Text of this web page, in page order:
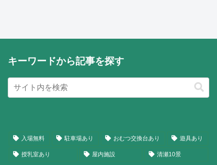
キーワードから記事を探す
入場無料 駐車場あり おむつ交換台あり 遊具あり
授乳室あり 屋内施設 清瀬10景